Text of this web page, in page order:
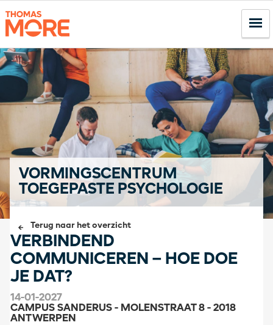
VORMINGSCENTRUM
TOEGEPASTE PSYCHOLOGIE
Terug naar het overzicht
VERBINDEND
COMMUNICEREN – HOE DOE
JE DAT?
14-01-2027
CAMPUS SANDERUS - MOLENSTRAAT 8 - 2018
ANTWERPEN